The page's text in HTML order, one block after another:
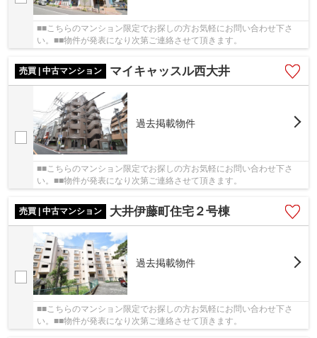
■■こちらのマンション限定でお探しの方お気軽にお問い合わせ下さ
い。■■物件が発表になり次第ご連絡させて頂きます。
売買 | 中古マンション マイキャッスル西大井
過去掲載物件
■■こちらのマンション限定でお探しの方お気軽にお問い合わせ下さ
い。■■物件が発表になり次第ご連絡させて頂きます。
売買 | 中古マンション 大井伊藤町住宅２号棟
過去掲載物件
■■こちらのマンション限定でお探しの方お気軽にお問い合わせ下さ
い。■■物件が発表になり次第ご連絡させて頂きます。